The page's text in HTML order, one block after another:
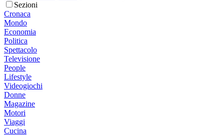
Sezioni
Cronaca
Mondo
Economia
Politica
Spettacolo
Televisione
People
Lifestyle
Videogiochi
Donne
Magazine
Motori
Viaggi
Cucina